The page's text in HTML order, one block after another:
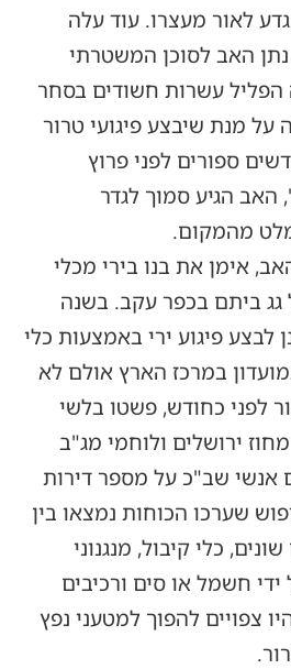
לאור מעצרו. עוד עלה
נתן האב לסוכן המשטרתי
עשרות חשודים בסחר
מנת שיבצע פיגועי טרור
ספורים לפני פרוץ
הגיע סמוך לגדר
מהמקום.
אימן את בנו בירי מכלי
גג ביתם בכפר עקב. בשנה
לבצע פיגוע ירי באמצעות כלי
במרכז הארץ אולם לא
לפני כחודש, פשטו בלשי
ירושלים ולוחמי מג"ב
אנשי שב"כ על מספר דירות
שערכו הכוחות נמצאו בין
כלי קיבול, מנגנוני
חשמל או סים ורכיבים
צפויים להפוך למטעני נפץ